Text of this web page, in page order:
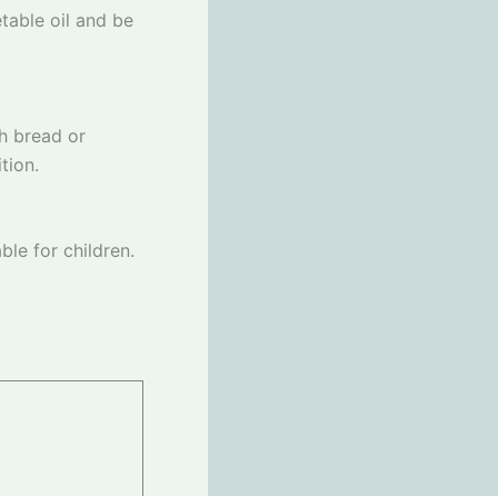
oil and be
bread or
for children.